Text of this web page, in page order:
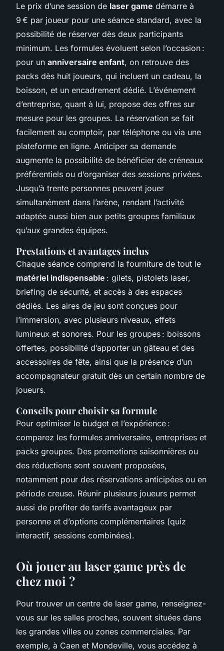
Le prix d’une session de laser game démarre à
9 € par joueur pour une séance standard, avec la
possibilité de réserver dès deux participants
minimum. Les formules évoluent selon l’occasion :
pour un anniversaire enfant, on retrouve des
packs dès huit joueurs, qui incluent un cadeau, la
boisson, et un encadrement dédié. L’événement
d’entreprise, quant à lui, propose des offres sur
mesure pour les groupes. La réservation se fait
facilement au comptoir, par téléphone ou via une
plateforme en ligne. Anticiper sa demande
augmente la possibilité de bénéficier de créneaux
préférentiels ou d’organiser des sessions privées.
Jusqu’à trente personnes peuvent jouer
simultanément dans l’arène, rendant l’activité
adaptée aussi bien aux petits groupes familiaux
qu’aux grandes équipes.
Prestations et avantages inclus
Chaque séance comprend la fourniture de tout le
matériel indispensable : gilets, pistolets laser,
briefing de sécurité, et accès à des espaces
dédiés. Les aires de jeu sont conçues pour
l’immersion, avec plusieurs niveaux, effets
lumineux et sonores. Pour les groupes : boissons
offertes, possibilité d’apporter un gâteau et des
accessoires de fête, ainsi que la présence d’un
accompagnateur gratuit dès un certain nombre de
joueurs.
Conseils pour choisir sa formule
Pour optimiser le budget et l’expérience :
comparez les formules anniversaire, entreprises et
packs groupes. Des promotions saisonnières ou
des réductions sont souvent proposées,
notamment pour des réservations anticipées ou en
période creuse. Réunir plusieurs joueurs permet
aussi de profiter de tarifs avantageux par
personne et d’options complémentaires (quiz
interactif, sessions combinées).
Où jouer au laser game près de
chez moi ?
Pour trouver un centre de laser game, renseignez-
vous sur les salles proches, souvent situées dans
les grandes villes ou zones commerciales. Par
exemple, à Caen et Mondeville, vous accédez à